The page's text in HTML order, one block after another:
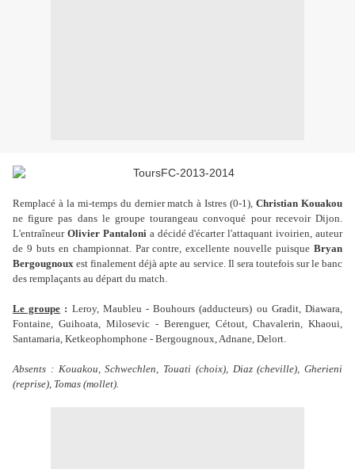
Remplacé à la mi-temps du dernier match à Istres (0-1),Christian Kouakou
ne figure pas dans le groupe tourangeau convoqué pour recevoir Dijon.
L'entraîneur Olivier Pantalonia décidé d'écarter l'attaquant ivoirien, auteur
de 9 buts en championnat. Par contre, excellente nouvelle puisque Bryan
Bergougnoux est finalement déjà apte au service. Il sera toutefois sur le banc
des remplaçants au départ du match.
Le groupe : Leroy, Maubleu - Bouhours (adducteurs) ou Gradit, Diawara,
Fontaine, Guihoata, Milosevic - Berenguer, Cétout, Chavalerin, Khaoui,
Santamaria, Ketkeophomphone - Bergougnoux, Adnane, Delort.
Absents : Kouakou, Schwechlen, Touati (choix), Diaz (cheville), Gherieni
(reprise), Tomas (mollet).